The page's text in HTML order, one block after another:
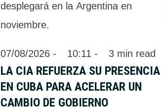
desplegará en la Argentina en
noviembre.
07/08/2026 - 10:11 - 3 min read
LA CIA REFUERZA SU PRESENCIA
EN CUBA PARA ACELERAR UN
CAMBIO DE GOBIERNO